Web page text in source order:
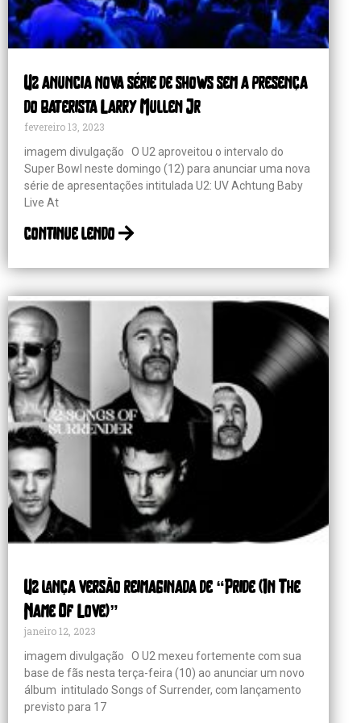
U2 anuncia nova série de shows sem a presença
do baterista Larry Mullen Jr
fevereiro 13, 2023
imagem divulgação O U2 aproveitou o intervalo do
Super Bowl neste domingo (12) para anunciar uma nova
série de apresentações intitulada U2: UV Achtung Baby
Live At
continue lendo
U2 lança versão reimaginada de “Pride (In The
Name Of Love)”
janeiro 12, 2023
imagem divulgação O U2 mexeu fortemente com sua
base de fãs nesta terça-feira (10) ao anunciar um novo
álbum intitulado Songs of Surrender, com lançamento
previsto para 17